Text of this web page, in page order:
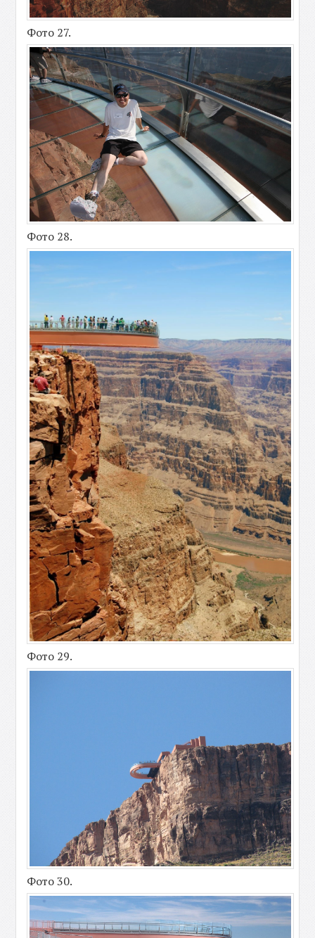
Фото 27.
Фото 28.
Фото 29.
Фото 30.